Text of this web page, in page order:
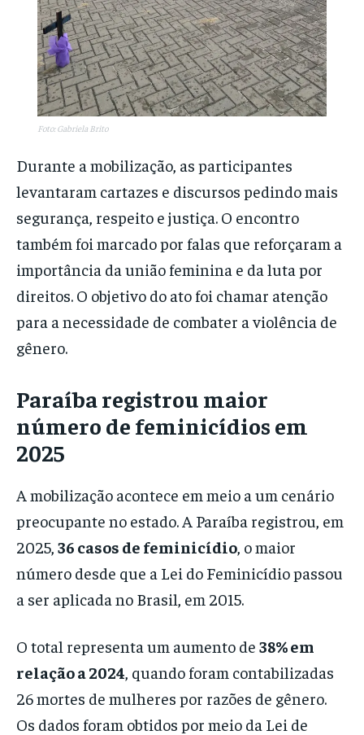
Foto: Gabriela Brito
Durante a mobilização, as participantes
levantaram cartazes e discursos pedindo mais
segurança, respeito e justiça. O encontro
também foi marcado por falas que reforçaram a
importância da união feminina e da luta por
direitos. O objetivo do ato foi chamar atenção
para a necessidade de combater a violência de
gênero.
Paraíba registrou maior
número de feminicídios em
2025
A mobilização acontece em meio a um cenário
preocupante no estado. A Paraíba registrou, em
2025, 36 casos de feminicídio , o maior
número desde que a Lei do Feminicídio passou
a ser aplicada no Brasil, em 2015.
O total representa um aumento de 38% em
relação a 2024 , quando foram contabilizadas
26 mortes de mulheres por razões de gênero.
Os dados foram obtidos por meio da Lei de